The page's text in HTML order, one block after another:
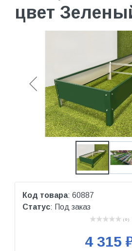
цвет
Код товара: 60887
Статус: Под заказ
( 0 )
4 315